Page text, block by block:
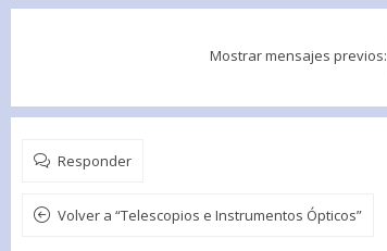
Mostrar mensajes previos:
Responder
Volver a “Telescopios e Instrumentos Ópticos”